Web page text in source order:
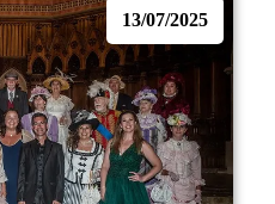
13/07/2025